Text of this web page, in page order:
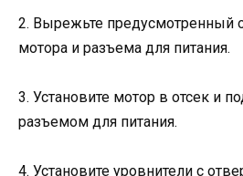
2. Вырежьте предусмотренный
мотора и разъема для питания.
3. Установите мотор в отсек и
разъемом для питания.
4. Установите уровнители с